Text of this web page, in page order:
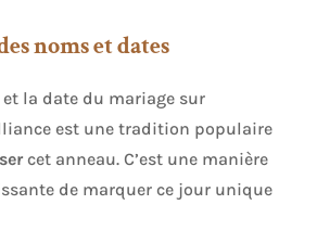
noms et dates
la date du mariage sur
est une tradition populaire
cet anneau. C’est une manière
de marquer ce jour unique